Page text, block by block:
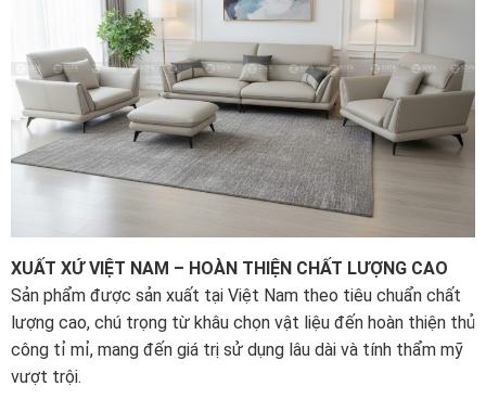
XUẤT XỨ VIỆT NAM – HOÀN THIỆN CHẤT LƯỢNG CAO
Sản phẩm được sản xuất tại Việt Nam theo tiêu chuẩn chất
lượng cao, chú trọng từ khâu chọn vật liệu đến hoàn thiện thủ
công tỉ mỉ, mang đến giá trị sử dụng lâu dài và tính thẩm mỹ
vượt trội.